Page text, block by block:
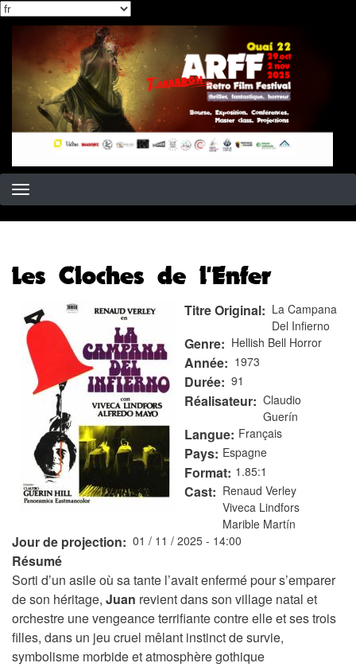
au
contenu
principal
Select
your
Les Cloches de l'Enfer
Titre Original
La Campana
Del Infierno
Genre Hellish Bell Horror
Année 1973
Durée 91
Réalisateur
Claudio
Guerín
Langue Français
Pays Espagne
Format 1.85:1
Cast
Renaud Verley
Viveca Lindfors
Marible Martín
Jour de projection 01 / 11 / 2025 - 14:00
Résumé
Sorti d’un asile où sa tante l’avait enfermé pour s’emparer
de son héritage, Juan revient dans son village natal et
orchestre une vengeance terrifiante contre elle et ses trois
filles, dans un jeu cruel mêlant instinct de survie,
symbolisme morbide et atmosphère gothique